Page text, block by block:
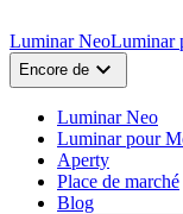
Luminar NeoLuminar
Encore de expand_more
Luminar Neo
Luminar pour
Aperty
Place de marché
Blog